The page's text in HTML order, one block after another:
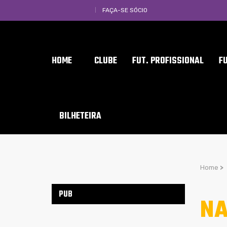
FAÇA-SE SÓCIO
HOME CLUBE FUT. PROFISSIONAL
BILHETEIRA
Home >
PUB